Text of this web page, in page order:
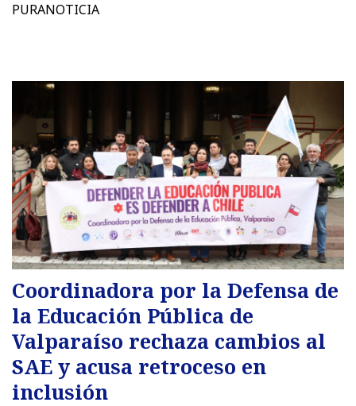
PURANOTICIA
Coordinadora por la Defensa de
la Educación Pública de
Valparaíso rechaza cambios al
SAE y acusa retroceso en
inclusión